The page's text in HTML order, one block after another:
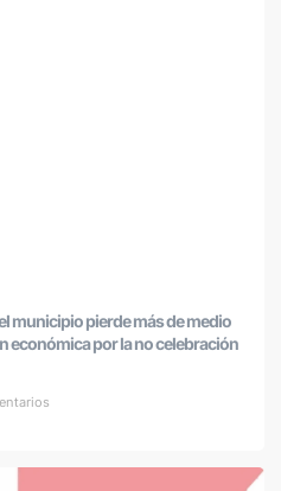
municipio pierde más de medio
económica por la no celebración